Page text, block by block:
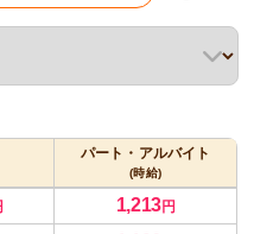
パート・アルバイト
(時給)
1,213円